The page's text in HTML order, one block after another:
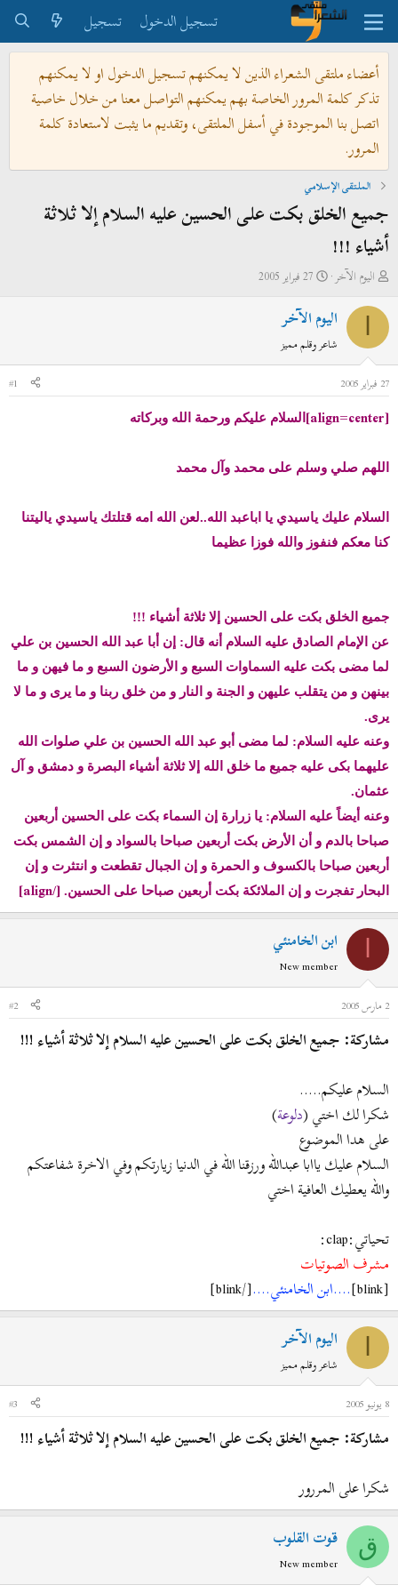
تسجيل الدخول
تسجيل
أعضاء ملتقى الشعراء الذين لا يمكنهم تسجيل الدخول او لا يمكنهم
تذكر كلمة المرور الخاصة بهم يمكنهم التواصل معنا من خلال خاصية
اتصل بنا الموجودة في أسفل الملتقى، وتقديم ما يثبت لاستعادة كلمة
المرور.
الملتقى الإسلامي
جميع الخلق بكت على الحسين عليه السلام إلا ثلاثة
أشياء !!!
ب
ئ
ل
م
و
ع
اليوم الآخر
ت
خ
ل
ب
27 فبراير 2005
اليوم الآخر
شاعر وقلم مميز
27 فبراير 2005
#1
[align=center] السلام عليكم ورحمة الله وبركاته
اللهم صلي وسلم على محمد وآل محمد
السلام عليك ياسيدي يا اباعبد الله..لعن الله امه قتلتك ياسيدي ياليتنا
كنا معكم فنفوز والله فوزا عظيما
جميع الخلق بكت على الحسين إلا ثلاثة أشياء !!!
عن الإمام الصادق عليه السلام أنه قال: إن أبا عبد الله الحسين بن علي
لما مضى بكت عليه السماوات السبع و الأرضون السبع و ما فيهن و ما
بينهن و من يتقلب عليهن و الجنة و النار و من خلق ربنا و ما يرى و ما لا
يرى.
وعنه عليه السلام: لما مضى أبو عبد الله الحسين بن علي صلوات الله
عليهما بكى عليه جميع ما خلق الله إلا ثلاثة أشياء البصرة و دمشق و آل
عثمان.
وعنه أيضاً عليه السلام: يا زرارة إن السماء بكت على الحسين أربعين
صباحا بالدم و أن الأرض بكت أربعين صباحا بالسواد و إن الشمس بكت
أربعين صباحا بالكسوف و الحمرة و إن الجبال تقطعت و انتثرت و إن
البحار تفجرت و إن الملائكة بكت أربعين صباحا على الحسين. [/align]
ابن الخامنئي
New member
2 مارس 2005
#2
مشاركة: جميع الخلق بكت على الحسين عليه السلام إلا ثلاثة أشياء !!!
السلام عليكم.....
شكرا لك اختي (دلوعة)
على هدا الموضوع
السلام عليك ياابا عبدالله ورزقنا الله في الدنيا زيارتكم وفي الاخرة شفاعتكم
والله يعطيك العافية اختي
تحياتي:clap:
مشرف الصوتيات
[blink]
....ابن الخامنئي....[/blink]
اليوم الآخر
شاعر وقلم مميز
8 يونيو 2005
#3
مشاركة: جميع الخلق بكت على الحسين عليه السلام إلا ثلاثة أشياء !!!
شكرا على المررور
ق قوت القلوب
New member